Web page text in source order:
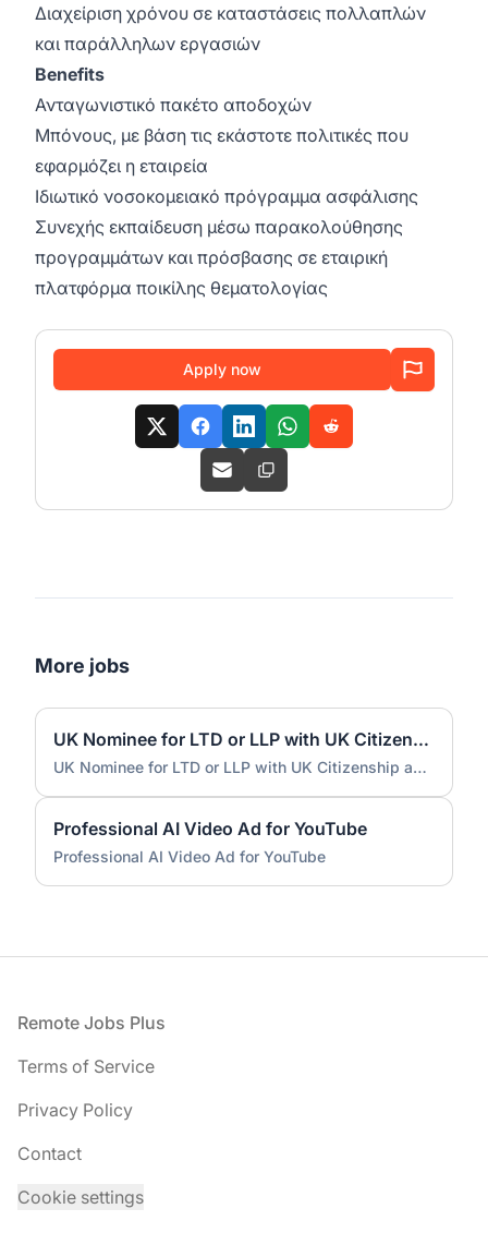
Διαχείριση χρόνου σε καταστάσεις πολλαπλών
και παράλληλων εργασιών
Benefits
Ανταγωνιστικό πακέτο αποδοχών
Μπόνους, με βάση τις εκάστοτε πολιτικές που
εφαρμόζει η εταιρεία
Ιδιωτικό νοσοκομειακό πρόγραμμα ασφάλισης
Συνεχής εκπαίδευση μέσω παρακολούθησης
προγραμμάτων και πρόσβασης σε εταιρική
πλατφόρμα ποικίλης θεματολογίας
Apply now
More jobs
UK Nominee for LTD or LLP with UK Citizenship and UK Address
UK Nominee for LTD or LLP with UK Citizenship and UK Address
Professional AI Video Ad for YouTube
Professional AI Video Ad for YouTube
Footer
Remote Jobs Plus
Terms of Service
Privacy Policy
Contact
Cookie settings